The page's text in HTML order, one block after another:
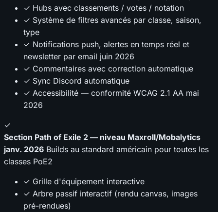
✓ Hubs avec classements / votes / notation
✓ Système de filtres avancés par classe, saison,
type
✓ Notifications push, alertes en temps réel et
newsletter par email juin 2026
✓ Commentaires avec correction automatique
✓ Sync Discord automatique
✓ Accessibilité — conformité WCAG 2.1 AA mai
2026
✓
Section Path of Exile 2 — niveau Maxroll/Mobalytics
janv. 2026 Builds au standard américain pour toutes les
classes PoE2
✓ Grille d'équipement interactive
✓ Arbre passif interactif (rendu canvas, images
pré-rendues)